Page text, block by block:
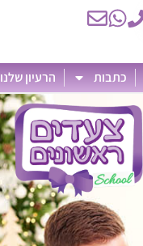
כתבות הרעיון שלנו